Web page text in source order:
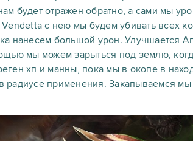
будет отражен обратно, а сами мы
с нею мы будем убивать всех
нанесем большой урон. Улучшается
мы можем зарыться под землю,
хп и манны, пока мы в окопе в
радиусе применения. Закапываемся мы